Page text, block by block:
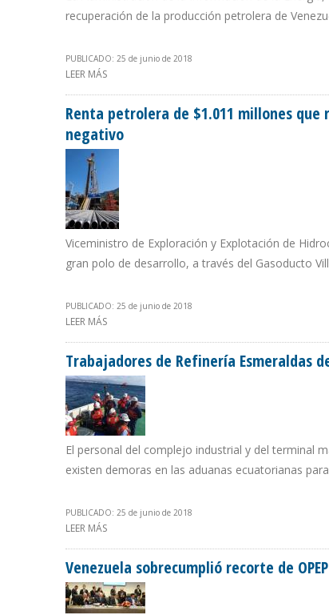
recuperación de la producción petrolera de
PUBLICADO: 25 de junio de 2018
LEER MÁS
Renta petrolera de $1.011 millones
negativo
Viceministro de Exploración y Explotación de
gran polo de desarrollo, a través del Gasoducto
PUBLICADO: 25 de junio de 2018
LEER MÁS
Trabajadores de Refinería Esmeraldas
El personal del complejo industrial y del terminal
existen demoras en las aduanas ecuatorianas
PUBLICADO: 25 de junio de 2018
LEER MÁS
Venezuela sobrecumplió recorte de